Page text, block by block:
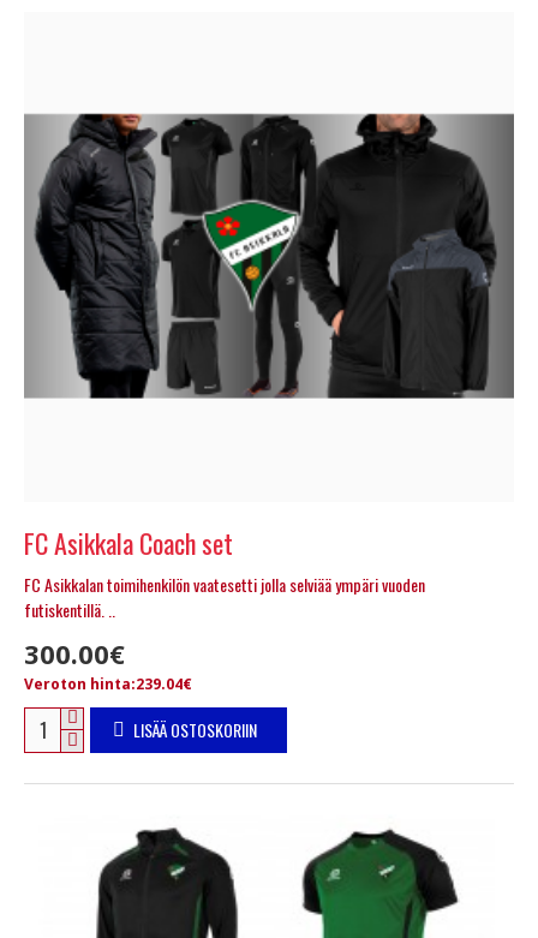
FC Asikkala Coach set
FC Asikkalan toimihenkilön vaatesetti jolla selviää ympäri vuoden
futiskentillä. ..
300.00€
Veroton hinta:239.04€
LISÄÄ OSTOSKORIIN